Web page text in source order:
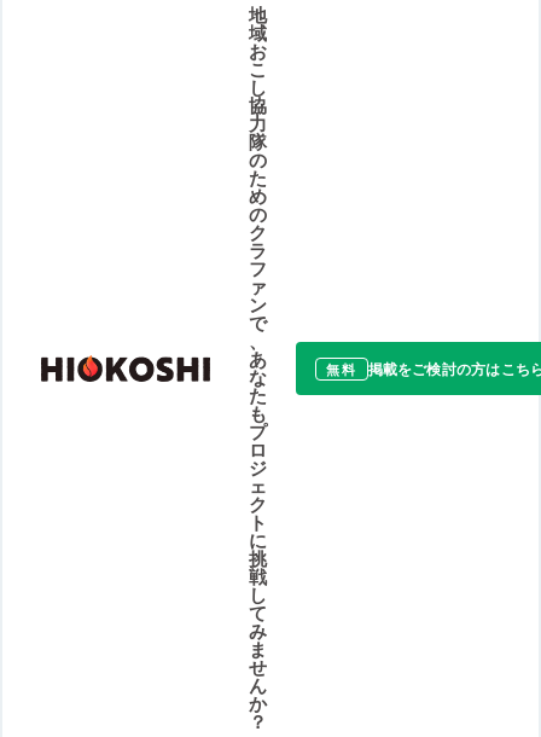
地
域
お
こ
し
協
力
隊
の
た
め
の
ク
ラ
フ
ァ
ン
で
、
あ
な
た
も
プ
ロ
ジ
ェ
ク
ト
に
挑
戦
し
て
み
ま
せ
ん
か
？
無料 掲載をご検討の方はこち